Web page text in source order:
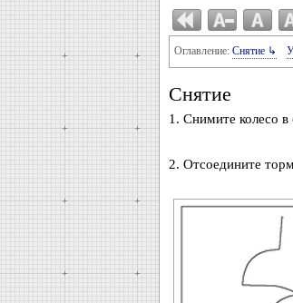
Оглавление: Снятие ↳
Снятие
1. Снимите колесо
2. Отсоедините